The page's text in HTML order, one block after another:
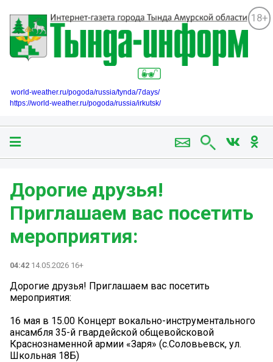
18+
world-weather.ru/pogoda/russia/tynda/7days/
https://world-weather.ru/pogoda/russia/irkutsk/
Дорогие друзья!
Приглашаем вас посетить
мероприятия:
04:42 14.05.2026 16+
Дорогие друзья! Приглашаем вас посетить
мероприятия:
16 мая в 15.00 Концерт вокально-инструментального
ансамбля 35-й гвардейской общевойсковой
Краснознаменной армии «Заря» (с.Соловьевск, ул.
Школьная 18Б)